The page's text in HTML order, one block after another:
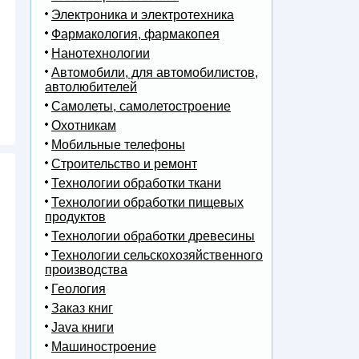
Электроника и электротехника
Фармакология, фармакопея
Нанотехнологии
Автомобили, для автомобилистов,
автолюбителей
Самолеты, самолетостроение
Охотникам
Мобильные телефоны
Строительство и ремонт
Технологии обработки ткани
Технологии обработки пищевых
продуктов
Технологии обработки древесины
Технологии сельскохозяйственного
производства
Геология
Заказ книг
Java книги
Машиностроение